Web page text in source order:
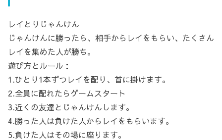
レイとりじゃんけん
じゃんけんに勝ったら、相手からレイをもらい、たくさん
レイを集めた人が勝ち。
遊び方とルール：
1.ひとり1本ずつレイを配り、首に掛けます。
2.全員に配れたらゲームスタート
3.近くの友達とじゃんけんします。
4.勝った人は負けた人からレイをもらいます。
5.負けた人はその場に座ります。